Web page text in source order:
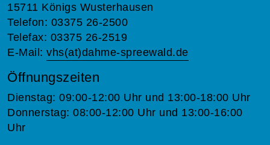
15711 Königs Wusterhausen
Telefon: 03375 26-2500
Telefax: 03375 26-2519
E-Mail: vhs(at)dahme-spreewald.de
Öffnungszeiten
Dienstag: 09:00-12:00 Uhr und 13:00-18:00 Uhr
Donnerstag: 08:00-12:00 Uhr und 13:00-16:00
Uhr